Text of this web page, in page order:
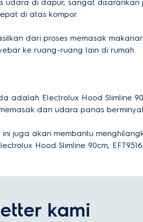
udara di dapur, sangat disarankan
di atas kompor.
dari proses memasak
ke ruang-ruang lain di rumah.
adalah Electrolux Hood Slimline
dan udara panas
juga akan membantu
Hood Slimline 90cm,
kami